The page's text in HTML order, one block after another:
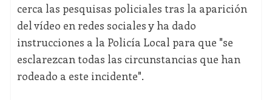
cerca las pesquisas policiales tras la aparición
del vídeo en redes sociales y ha dado
instrucciones a la Policía Local para que "se
esclarezcan todas las circunstancias que han
rodeado a este incidente".